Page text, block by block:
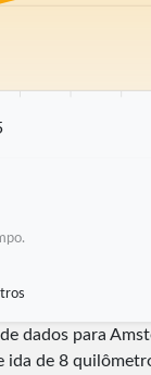
dados para
ida de 8